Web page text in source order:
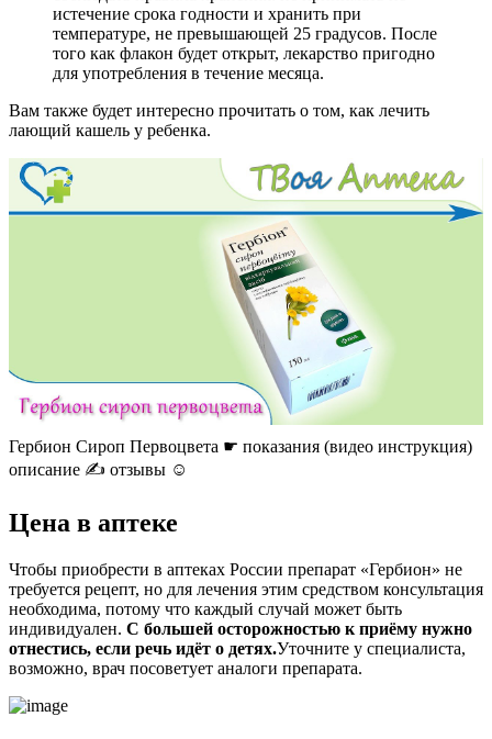
истечение срока годности и хранить при
температуре, не превышающей 25 градусов. После
того как флакон будет открыт, лекарство пригодно
для употребления в течение месяца.
Вам также будет интересно прочитать о том, как лечить
лающий кашель у ребенка.
Гербион Сироп Первоцвета ☛ показания (видео инструкция)
описание ✍ отзывы ☺️
Цена в аптеке
Чтобы приобрести в аптеках России препарат «Гербион» не
требуется рецепт, но для лечения этим средством консультация
необходима, потому что каждый случай может быть
индивидуален. С большей осторожностью к приёму нужно
отнестись, если речь идёт о детях.Уточните у специалиста,
возможно, врач посоветует аналоги препарата.